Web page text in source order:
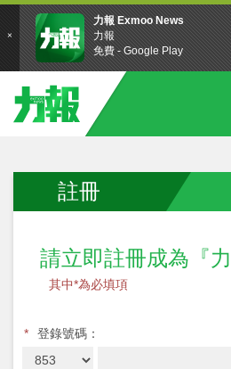
註冊
請立即註冊成為『
其中*為必填項
* 登錄號碼：